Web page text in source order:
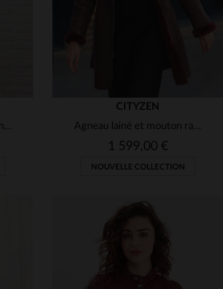
Cuir dagneau rouge mi-long et brillant pour un look soir et élégant
CITYZEN
Agneau lainé et mouton rasé, capuche. Veste 3/4 chaude et chic.
1 599,00 €
NOUVELLE COLLECTION